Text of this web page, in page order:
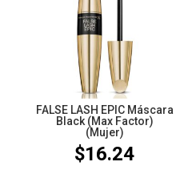
FALSE LASH EPIC Máscara
Black (Max Factor)
(Mujer)
$16.24